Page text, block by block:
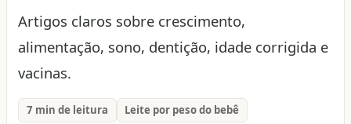
Artigos claros sobre crescimento,
alimentação, sono, dentição, idade corrigida e
vacinas.
7 min de leitura Leite por peso do bebê